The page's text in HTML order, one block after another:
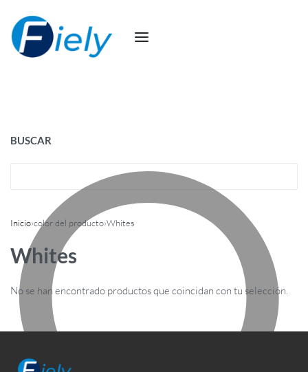
BUSCAR
Inicio›color del producto›Whites
Whites
No se han encontrado productos que coincidan con tu selección.